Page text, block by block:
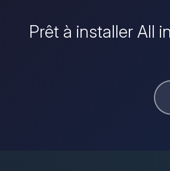
Prêt à installer All